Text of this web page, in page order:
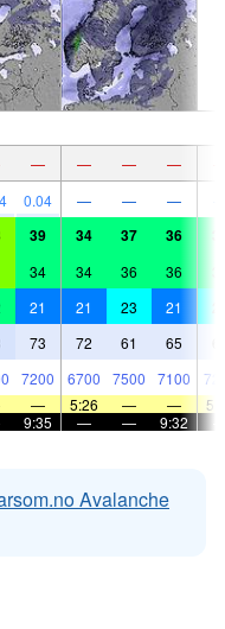
— — — —
0.04 — — —
39 34 37 36
34 34 36 36
21 21 23 21
73 72 61 65
7200 6700 7500 7100
— 5:26 — —
9:35 — — 9:32
Avalanche